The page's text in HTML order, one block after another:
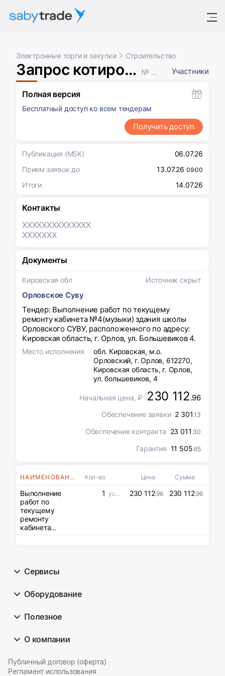
Электронные торги и закупки Строительство
Запрос котировок в электронной форме № XXXXXXX Участники
Кировская обл Источник скрыт
Орловское Суву
Тендер: Выполнение работ по текущему
ремонту кабинета №4(музыки) здания школы
Орловского СУВУ, расположенного по адресу:
Кировская область, г. Орлов, ул. Большевиков 4.
Место исполнения
обл. Кировская, м.о.
Орловский, г. Орлов, 612270,
Кировская область, г. Орлов,
ул. большевиков, 4
Начальная цена, ₽ 230 112.96
Обеспечение заявки 2 301 .13
Обеспечение контракта 23 011 .30
Гарантия 11 505.65
НАИМЕНОВАНИЯ Кол-во Цена Сумма
Выполнение
работ по
текущему
ремонту
кабинета
расположенного
по адресу:
область, г.
Большевиков 4.
1 усл. ед 230 112.96 230 112.96
Полная версия
Бесплатный доступ ко всем тендерам
Получить доступ
Публикация (MSK)
06.07.26
Прием заявок до
13.07.26 09:00
Итоги 14.07.26
Контакты
XXXXXXXXXXXXXX
XXXXXXX
Документы
Сервисы
Оборудование
Полезное
О компании
Публичный договор (оферта)
Регламент использования